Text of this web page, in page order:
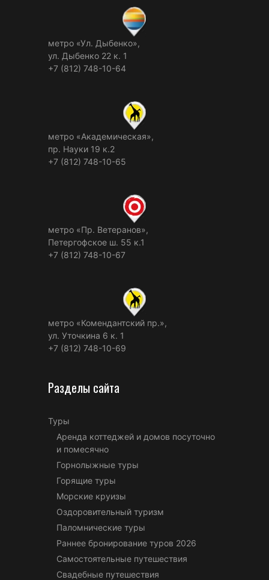
метро «Ул. Дыбенко»,
ул. Дыбенко 22 к. 1
+7 (812) 748-10-64
метро «Академическая»,
пр. Науки 19 к.2
+7 (812) 748-10-65
метро «Пр. Ветеранов»,
Петергофское ш. 55 к.1
+7 (812) 748-10-67
метро «Комендантский пр.»,
ул. Уточкина 6 к. 1
+7 (812) 748-10-69
Разделы сайта
Туры
Аренда коттеджей и домов посуточно
и помесячно
Горнолыжные туры
Горящие туры
Морские круизы
Оздоровительный туризм
Паломнические туры
Раннее бронирование туров 2026
Самостоятельные путешествия
Свадебные путешествия